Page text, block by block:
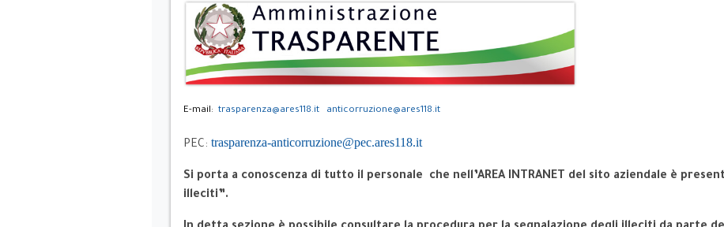
E-mail: trasparenza@ares118.it anticorruzione@ares118.it
PEC: trasparenza-anticorruzione@pec.ares118.it
Si porta a conoscenza di tutto il personale che nell’AREA INTRANET del sito aziendale è
illeciti”.